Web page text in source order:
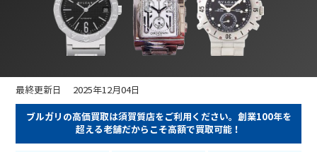
最終更新日 2025年12月04日
ブルガリの高価買取は須賀質店をご利用ください。創業100年を
超える老舗だからこそ高額で買取可能！